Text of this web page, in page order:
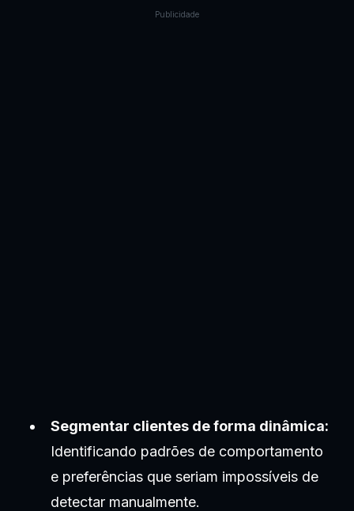
Publicidade
Segmentar clientes de forma dinâmica:
Identificando padrões de comportamento
e preferências que seriam impossíveis de
detectar manualmente.